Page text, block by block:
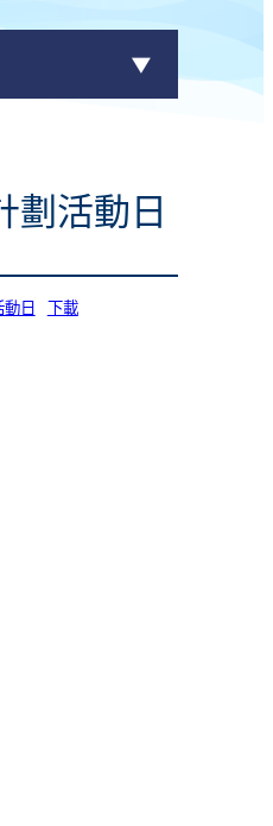
劃活動日
日 下載